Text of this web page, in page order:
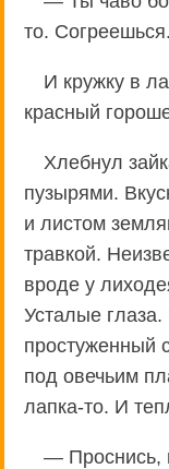
то. Согреешься.
И кружку в
красный
Хлебнул
пузырями.
и листом
травкой.
вроде у
Усталые
простуженный
под овечьим
лапка-то. И
— Проснись,